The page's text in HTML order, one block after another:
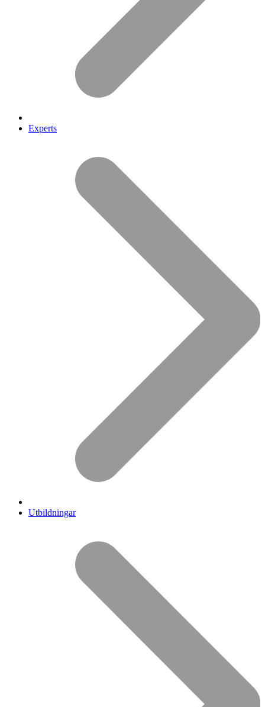
Experts
Utbildningar